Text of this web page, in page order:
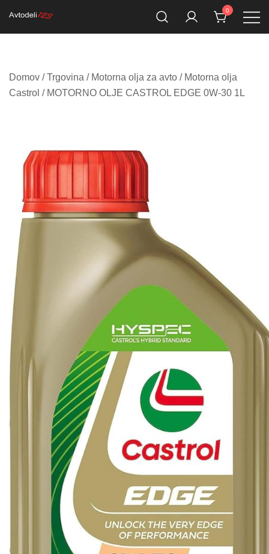
Avtodeli123.si
Prodaja rezervnih avtodelov
0
Domov /Trgovina / Motorna olja za avto / Motorna olja
Castrol / MOTORNO OLJE CASTROL EDGE 0W-30 1L